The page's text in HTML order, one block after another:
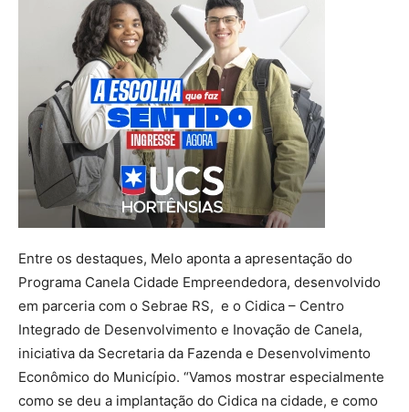
Entre os destaques, Melo aponta a apresentação do
Programa Canela Cidade Empreendedora, desenvolvido
em parceria com o Sebrae RS, e o Cidica – Centro
Integrado de Desenvolvimento e Inovação de Canela,
iniciativa da Secretaria da Fazenda e Desenvolvimento
Econômico do Município. “Vamos mostrar especialmente
como se deu a implantação do Cidica na cidade, e como